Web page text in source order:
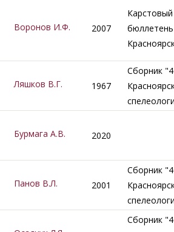
Воронов И.Ф. 2007
Карстовый
Ляшков В.Г. 1967
Сборник
Бурмага А.В. 2020
Панов В.Л. 2001
Сборник
Сборник